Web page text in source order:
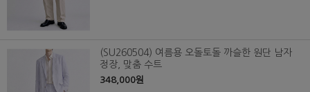
(SU260504) 여름용 오돌토돌 까슬한 원단 남자
정장, 맞춤 수트
348,000원